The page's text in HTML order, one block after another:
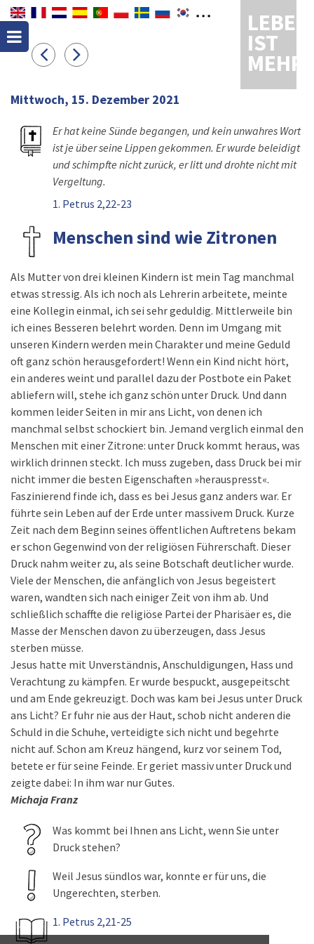
LEBEN
IST
MEHR
Mittwoch, 15. Dezember 2021
Er hat keine Sünde begangen, und kein unwahres Wort
ist je über seine Lippen gekommen. Er wurde beleidigt
und schimpfte nicht zurück, er litt und drohte nicht mit
Vergeltung.
1. Petrus 2,22-23
Menschen sind wie Zitronen
Als Mutter von drei kleinen Kindern ist mein Tag manchmal
etwas stressig. Als ich noch als Lehrerin arbeitete, meinte
eine Kollegin einmal, ich sei sehr geduldig. Mittlerweile bin
ich eines Besseren belehrt worden. Denn im Umgang mit
unseren Kindern werden mein Charakter und meine Geduld
oft ganz schön herausgefordert! Wenn ein Kind nicht hört,
ein anderes weint und parallel dazu der Postbote ein Paket
abliefern will, stehe ich ganz schön unter Druck. Und dann
kommen leider Seiten in mir ans Licht, von denen ich
manchmal selbst schockiert bin. Jemand verglich einmal den
Menschen mit einer Zitrone: unter Druck kommt heraus, was
wirklich drinnen steckt. Ich muss zugeben, dass Druck bei mir
nicht immer die besten Eigenschaften »herauspresst«.
Faszinierend finde ich, dass es bei Jesus ganz anders war. Er
führte sein Leben auf der Erde unter massivem Druck. Kurze
Zeit nach dem Beginn seines öffentlichen Auftretens bekam
er schon Gegenwind von der religiösen Führerschaft. Dieser
Druck nahm weiter zu, als seine Botschaft deutlicher wurde.
Viele der Menschen, die anfänglich von Jesus begeistert
waren, wandten sich nach einiger Zeit von ihm ab. Und
schließlich schaffte die religiöse Partei der Pharisäer es, die
Masse der Menschen davon zu überzeugen, dass Jesus
sterben müsse.
Jesus hatte mit Unverständnis, Anschuldigungen, Hass und
Verachtung zu kämpfen. Er wurde bespuckt, ausgepeitscht
und am Ende gekreuzigt. Doch was kam bei Jesus unter Druck
ans Licht? Er fuhr nie aus der Haut, schob nicht anderen die
Schuld in die Schuhe, verteidigte sich nicht und begehrte
nicht auf. Schon am Kreuz hängend, kurz vor seinem Tod,
betete er für seine Feinde. Er geriet massiv unter Druck und
zeigte dabei: In ihm war nur Gutes.
Michaja Franz
Was kommt bei Ihnen ans Licht, wenn Sie unter
Druck stehen?
Weil Jesus sündlos war, konnte er für uns, die
Ungerechten, sterben.
1. Petrus 2,21-25